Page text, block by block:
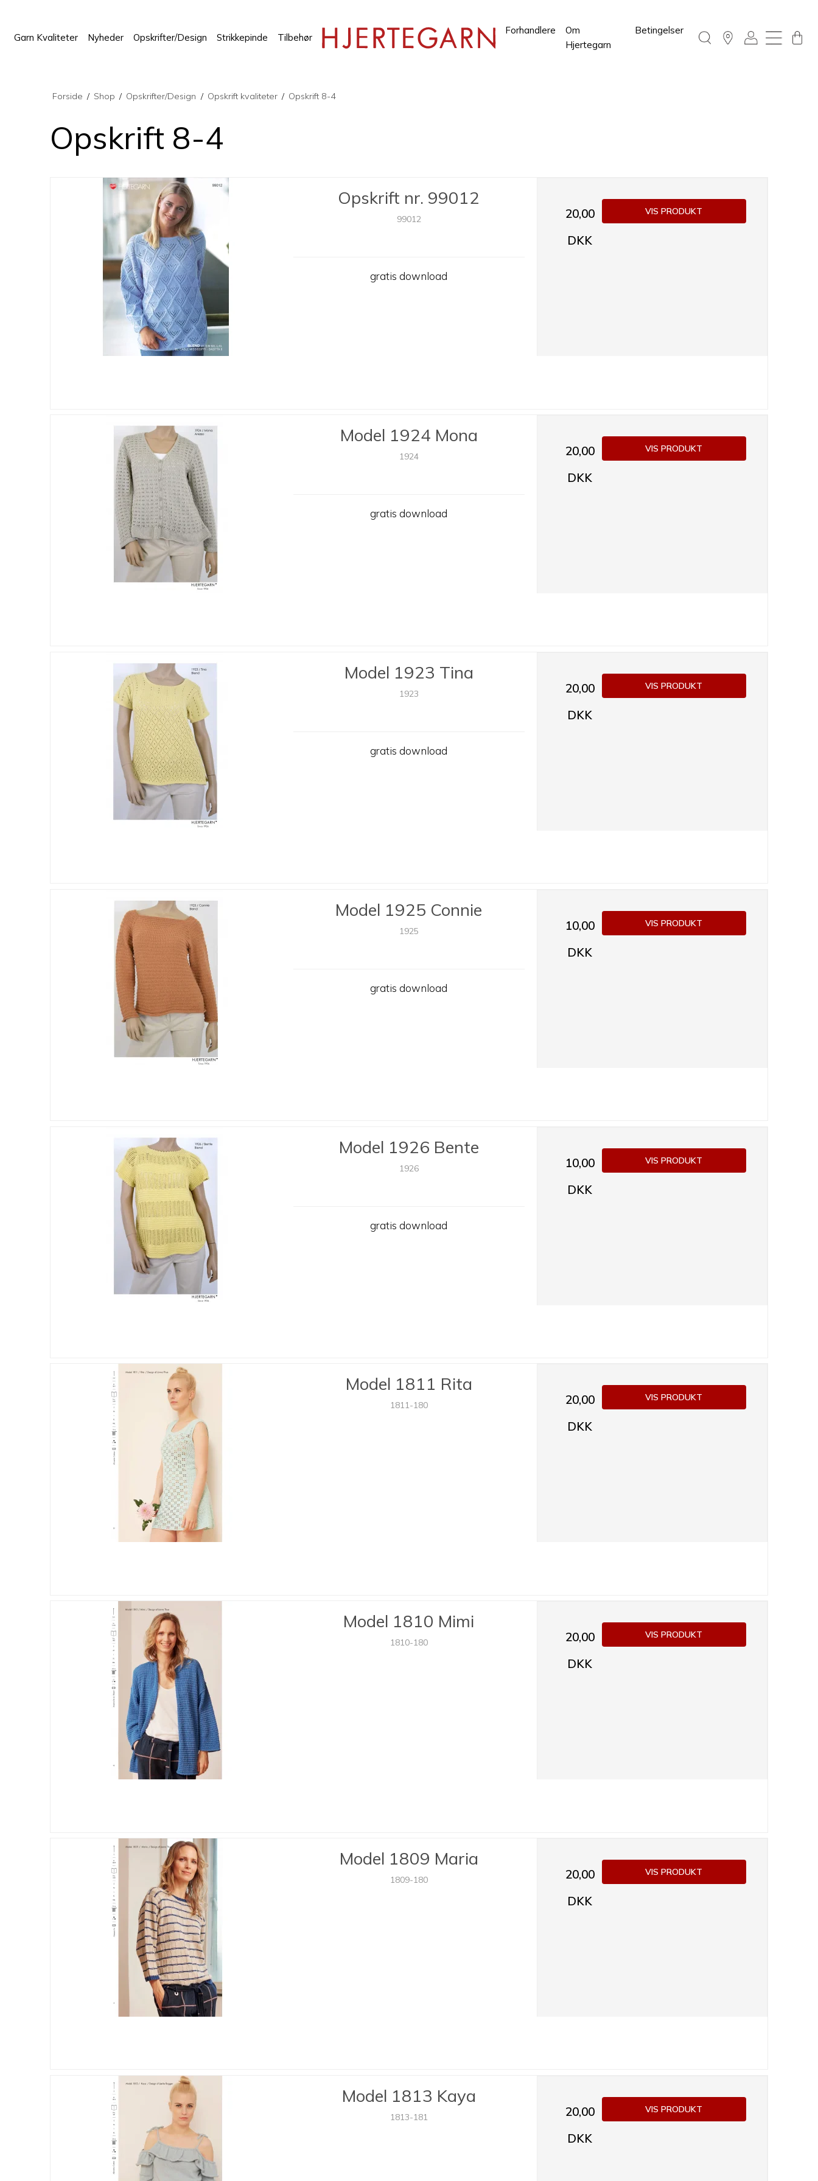
Garn Kvaliteter Nyheder Opskrifter/Design Strikkepinde Tilbehør
Forhandlere
Om
Hjertegarn
Betingelser
Forside / Shop / Opskrifter/Design / Opskrift kvaliteter / Opskrift 8-4
Opskrift 8-4
Opskrift nr. 99012
99012
gratis download
20,00
DKK
VIS PRODUKT
Model 1924 Mona
1924
gratis download
20,00
DKK
VIS PRODUKT
Model 1923 Tina
1923
gratis download
20,00
DKK
VIS PRODUKT
Model 1925 Connie
1925
gratis download
10,00
DKK
VIS PRODUKT
Model 1926 Bente
1926
gratis download
10,00
DKK
VIS PRODUKT
Model 1811 Rita
1811-180
20,00
DKK
VIS PRODUKT
Model 1810 Mimi
1810-180
20,00
DKK
VIS PRODUKT
Model 1809 Maria
1809-180
20,00
DKK
VIS PRODUKT
Model 1813 Kaya
1813-181
20,00
DKK
VIS PRODUKT